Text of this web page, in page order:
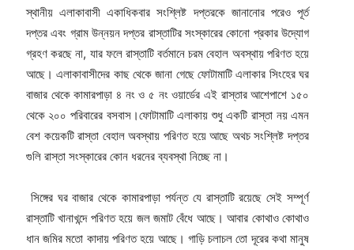
স্থানীয় এলাকাবাসী একাধিকবার সংশ্লিষ্ট দপ্তরকে জানানোর পরেও পূর্ত
দপ্তর এবং গ্রাম উন্নয়ন দপ্তর রাস্তাটির সংস্কারের কোনো প্রকার উদ্যোগ
গ্রহণ করছে না, যার ফলে রাস্তাটি বর্তমানে চরম বেহাল অবস্থায় পরিণত হয়ে
আছে। এলাকাবাসীদের কাছ থেকে জানা গেছে ফোটামাটি এলাকার সিংহের ঘর
বাজার থেকে কামারপাড়া ৪ নং ও ৫ নং ওয়ার্ডের এই রাস্তার আশেপাশে ১৫০
থেকে ২০০ পরিবারের বসবাস।ফোটামাটি এলাকায় শুধু একটি রাস্তা নয় এমন
বেশ কয়েকটি রাস্তা বেহাল অবস্থায় পরিণত হয়ে আছে অথচ সংশ্লিষ্ট দপ্তর
গুলি রাস্তা সংস্কারের কোন ধরনের ব্যবস্থা নিচ্ছে না।
সিঙ্গের ঘর বাজার থেকে কামারপাড়া পর্যন্ত যে রাস্তাটি রয়েছে সেই সম্পূর্ণ
রাস্তাটি খানাখন্দে পরিণত হয়ে জল জমাট বেঁধে আছে। আবার কোথাও কোথাও
ধান জমির মতো কাদায় পরিণত হয়ে আছে। গাড়ি চলাচল তো দূরের কথা মানুষ